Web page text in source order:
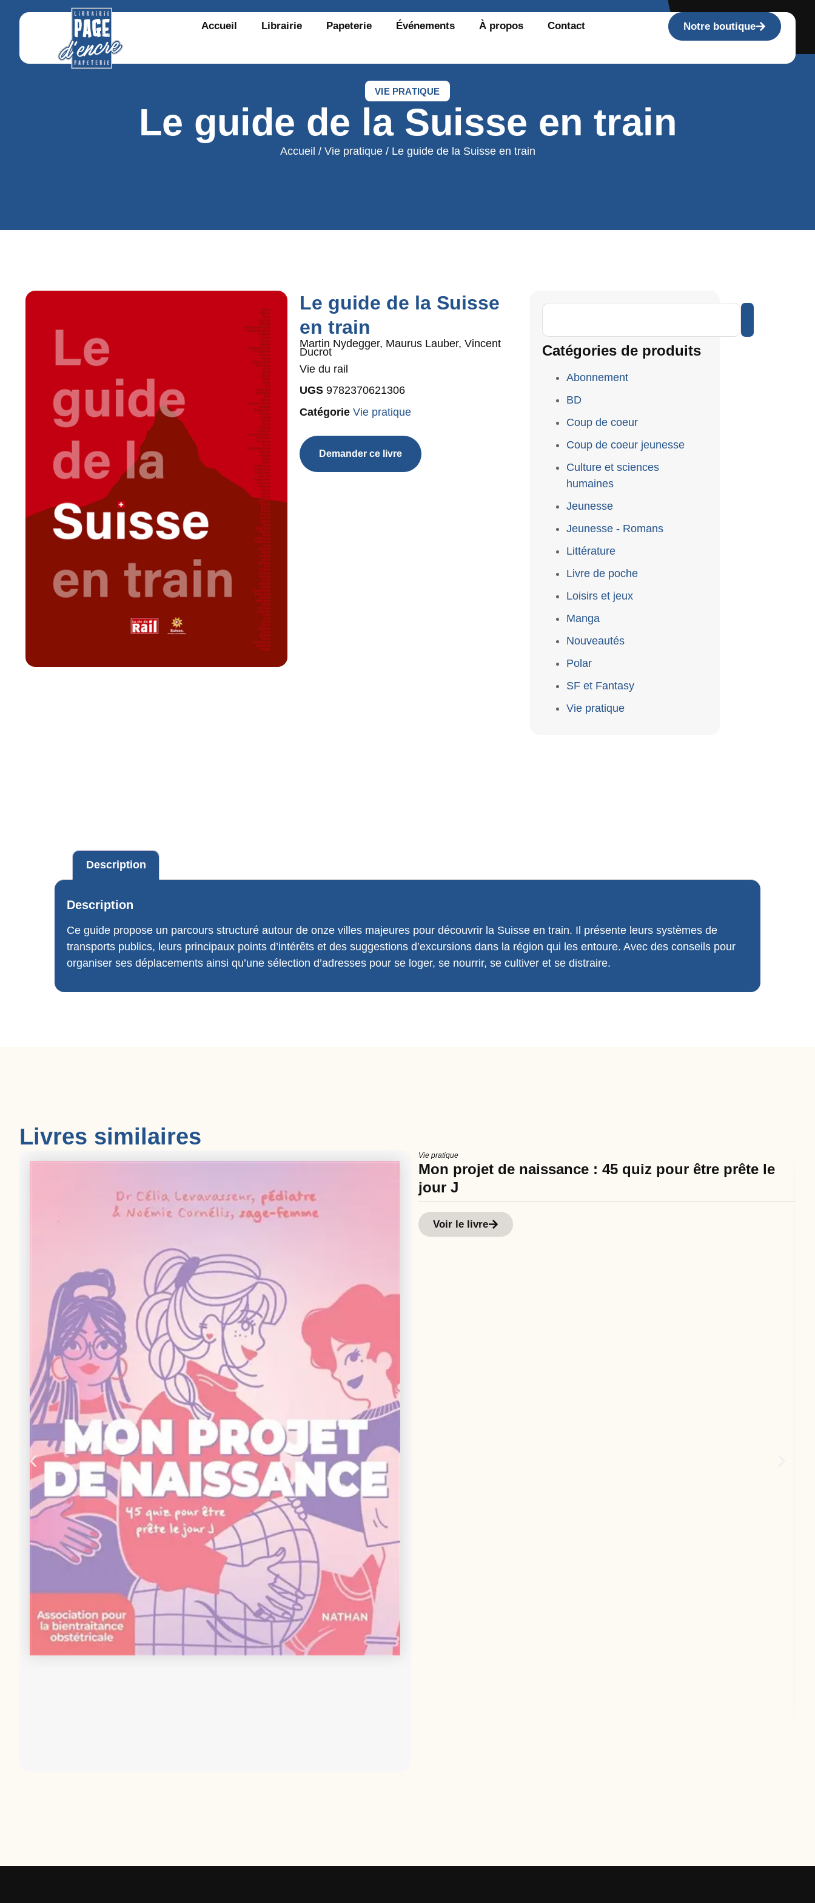
Accueil Librairie Papeterie Événements À propos Contact Notre boutique
VIE PRATIQUE
Le guide de la Suisse en train
Accueil / Vie pratique/ Le guide de la Suisse en train
Le guide de la Suisse
en train
Martin Nydegger, Maurus Lauber, Vincent
Ducrot
Vie du rail
UGS 9782370621306
Catégorie Vie pratique
Demander ce livre
Catégories de produits
Abonnement
BD
Coup de coeur
Coup de coeur jeunesse
Culture et sciences
humaines
Jeunesse
Jeunesse - Romans
Littérature
Livre de poche
Loisirs et jeux
Manga
Nouveautés
Polar
SF et Fantasy
Vie pratique
Description
Description
Ce guide propose un parcours structuré autour de onze villes majeures pour découvrir la Suisse en train. Il présente leurs systèmes de
transports publics, leurs principaux points d’intérêts et des suggestions d’excursions dans la région qui les entoure. Avec des conseils pour
organiser ses déplacements ainsi qu’une sélection d’adresses pour se loger, se nourrir, se cultiver et se distraire.
Livres similaires
Vie pratique
Mon projet de naissance : 45 quiz pour être prête le
jour J
Voir le livre